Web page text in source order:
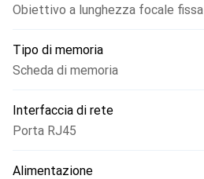
Obiettivo a lunghezza focale fissa
Tipo di memoria
Scheda di memoria
Interfaccia di rete
Porta RJ45
Alimentazione